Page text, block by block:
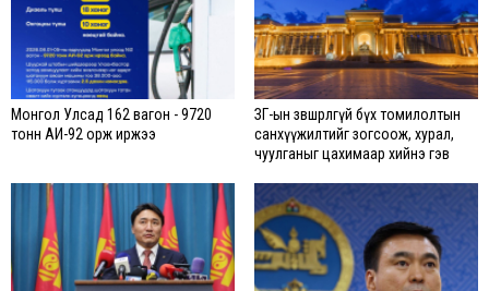
Монгол Улсад 162 вагон - 9720
тонн АИ-92 орж иржээ
ЗГ-ын зөвшөөрөлгүй бүх томилолтын
санхүүжилтийг зогсоож, хурал,
чуулганыг цахимаар хийнэ гэв